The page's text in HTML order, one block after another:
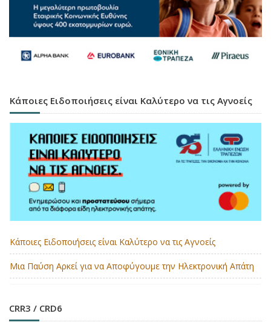
Κάποιες Ειδοποιήσεις είναι Καλύτερο να τις Αγνοείς
Κάποιες Ειδοποιήσεις είναι Καλύτερο να τις Αγνοείς
Μια Παύση Αρκεί για να Αποφύγουμε την Ηλεκτρονική Απάτη
CRR3 / CRD6